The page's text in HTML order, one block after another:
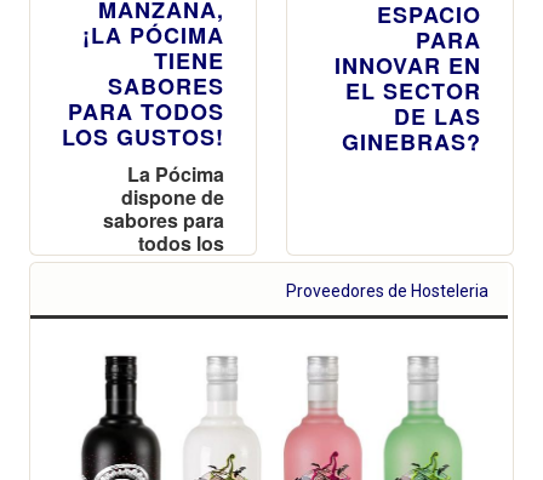
MANZANA,
¡LA PÓCIMA
TIENE
SABORES
PARA TODOS
LOS GUSTOS!
La Pócima
dispone de
sabores para
todos los
gustos con el
dejar indiferente
ESPACIO
PARA
INNOVAR EN
EL SECTOR
DE LAS
GINEBRAS?
Proveedores de Hosteleria